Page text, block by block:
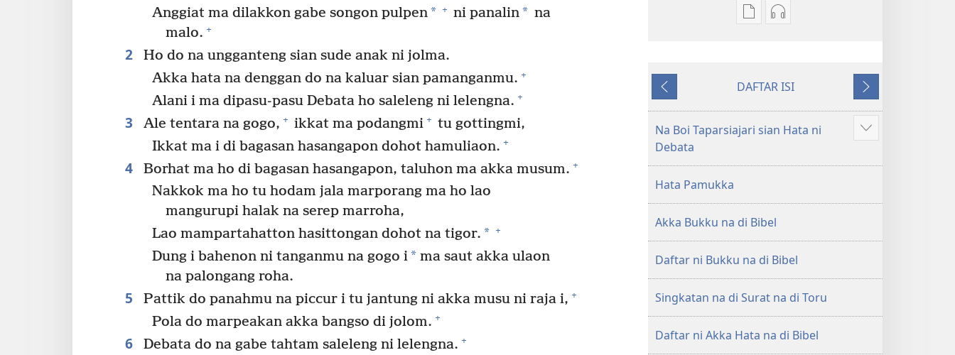
Anggiat ma dilakkon gabe songon pulpen* + ni panalin* na
malo. +
2
Ho do na ungganteng sian sude anak ni jolma.
Akka hata na denggan do na kaluar sian pamanganmu. +
Alani i ma dipasu-pasu Debata ho saleleng ni lelengna. +
3 Ale tentara na gogo, + ikkat ma podangmi + tu gottingmi,
Ikkat ma i di bagasan hasangapon dohot hamuliaon. +
4 Borhat ma ho di bagasan hasangapon, taluhon ma akka musum. +
Nakkok ma ho tu hodam jala marporang ma ho lao
mangurupi halak na serep marroha,
Lao mampartahatton hasittongan dohot na tigor. * +
Dung i bahenon ni tanganmu na gogo i* ma saut akka ulaon
na palongang roha.
5 Pattik do panahmu na piccur i tu jantung ni akka musu ni raja i, +
Pola do marpeakan akka bangso di jolom. +
6 Debata do na gabe tahtam saleleng ni lelengna. +
Sipilliton
Hata
Debata
tu
Naeng
Mangolu
di
Tano
na
Imbaru
Sipiliton
Hata
Debata
tu
Naeng
di
Tano
na
Imbaru
Andorang
so
DAFTAR ISI
Na
Mangihut
Na Boi Taparsiajari sian Hata ni
Debata
Patudu
umgodang
Hata Pamukka
Akka Bukku na di Bibel
Daftar ni Bukku na di Bibel
Singkatan na di Surat na di Toru
Daftar ni Akka Hata na di Bibel